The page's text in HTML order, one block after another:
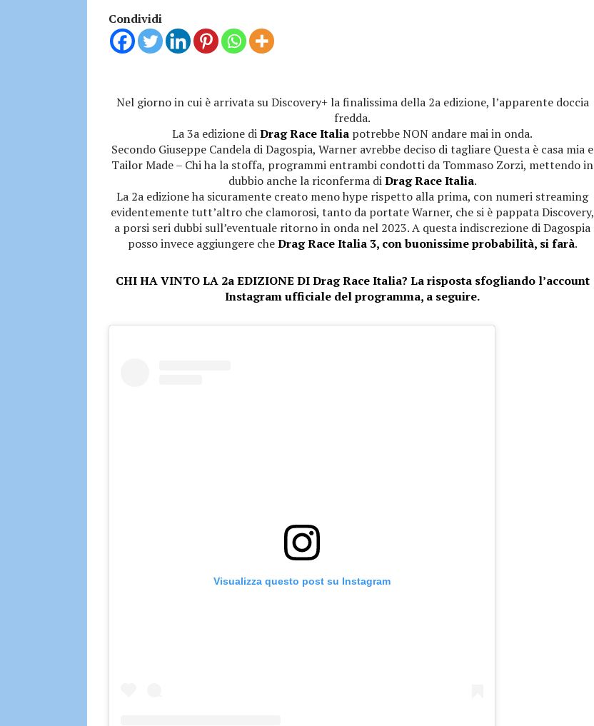
Condividi
Nel giorno in cui è arrivata su Discovery+ la finalissima della 2a edizione, l’apparente doccia
fredda.
La 3a edizione diDrag Race Italia potrebbe NON andare mai in onda.
Secondo Giuseppe Candela di Dagospia, Warner avrebbe deciso di tagliare Questa è casa mia e
Tailor Made – Chi ha la stoffa, programmi entrambi condotti da Tommaso Zorzi, mettendo in
dubbio anche la riconferma diDrag Race Italia.
La 2a edizione ha sicuramente creato meno hype rispetto alla prima, con numeri streaming
evidentemente tutt’altro che clamorosi, tanto da portate Warner, che si è pappata Discovery,
a porsi seri dubbi sull’eventuale ritorno in onda nel 2023. A questa indiscrezione di Dagospia
posso invece aggiungere cheDrag Race Italia 3, con buonissime probabilità, si farà.
CHI HA VINTO LA 2a EDIZIONE DI Drag Race Italia? La risposta sfogliando l’account
Instagram ufficiale del programma, a seguire.
Visualizza questo post su Instagram